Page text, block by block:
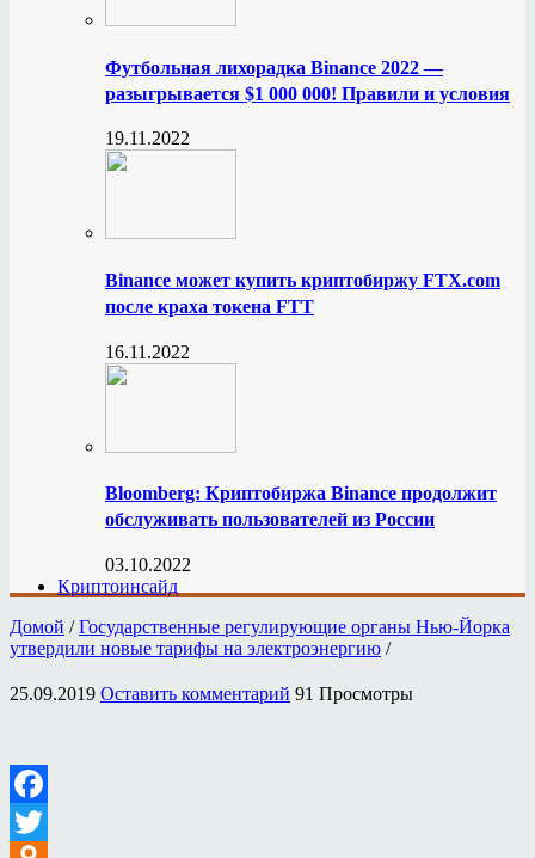
Футбольная лихорадка Binance 2022 —
разыгрывается $1 000 000! Правили и условия
19.11.2022
Binance может купить криптобиржу FTX.com
после краха токена FTT
16.11.2022
Bloomberg: Криптобиржа Binance продолжит
обслуживать пользователей из России
03.10.2022
Криптоинсайд
Домой / Государственные регулирующие органы Нью-Йорка
утвердили новые тарифы на электроэнергию /
25.09.2019 Оставить комментарий 91 Просмотры
Facebook